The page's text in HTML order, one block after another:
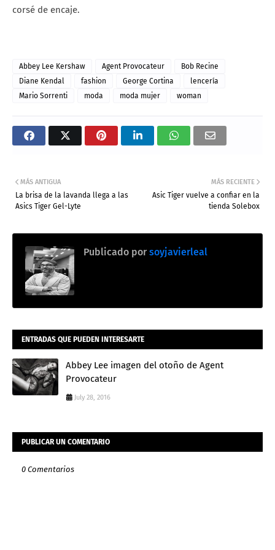
corsé de encaje.
Abbey Lee Kershaw Agent Provocateur
Bob Recine
Diane Kendal
fashion George Cortina
lencería
Mario Sorrenti
moda moda mujer woman
MÁS RECIENTE
Asic Tiger vuelve a confiar en la
tienda Solebox
MÁS ANTIGUA
La brisa de la lavanda llega a las
Asics Tiger Gel-Lyte
Publicado por soyjavierleal
ENTRADAS QUE PUEDEN INTERESARTE
Abbey Lee imagen del otoño de Agent
Provocateur
July 28, 2016
PUBLICAR UN COMENTARIO
0 Comentarios